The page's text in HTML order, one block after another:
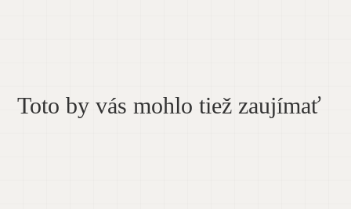
Toto by vás mohlo tiež zaujímať